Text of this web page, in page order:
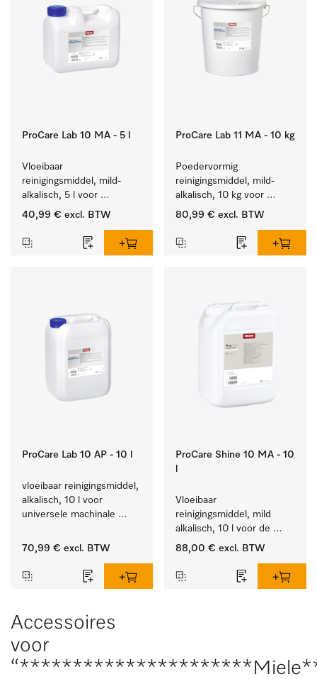
ProCare Lab 10 MA - 5 l
Vloeibaar
reinigingsmiddel, mild-
alkalisch, 5 l voor
materiaalbesparende,
laboratoriumglasw. en -
40,99 € excl. BTW
ProCare Lab 11 MA - 10 kg
Poedervormig
reinigingsmiddel, mild-
alkalisch, 10 kg voor
materiaalbesparende,
laboratoriumglasw. en -
80,99 € excl. BTW
ProCare Lab 10 AP - 10 l
vloeibaar reinigingsmiddel,
alkalisch, 10 l voor
universele machinale
laboratoriumglaswerk en -
70,99 € excl. BTW
ProCare Shine 10 MA - 10
Vloeibaar
reinigingsmiddel, mild
alkalisch, 10 l voor de
reiniging van lichte
bestek en glazen.
88,00 € excl. BTW
Accessoires
voor